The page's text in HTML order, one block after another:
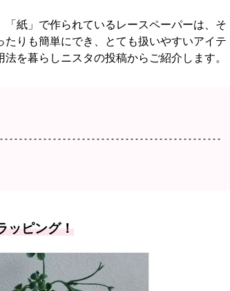
紙」で作られているレースペーパーは、そ
りも簡単にでき、とても扱いやすいアイテ
を暮らしニスタの投稿からご紹介します。
ッピング！